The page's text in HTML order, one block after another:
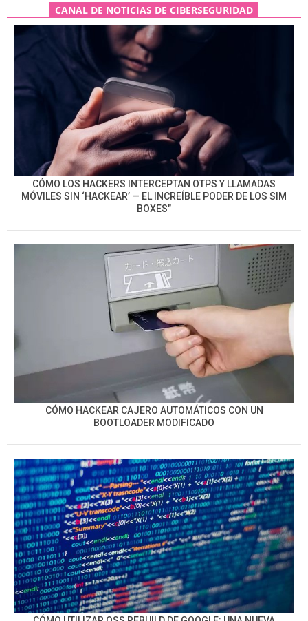
CANAL DE NOTICIAS DE CIBERSEGURIDAD
CÓMO LOS HACKERS INTERCEPTAN OTPS Y LLAMADAS
MÓVILES SIN ‘HACKEAR’ — EL INCREÍBLE PODER DE LOS SIM
BOXES”
CÓMO HACKEAR CAJERO AUTOMÁTICOS CON UN
BOOTLOADER MODIFICADO